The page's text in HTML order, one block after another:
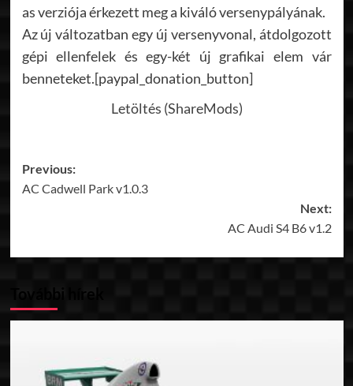
as verziója érkezett meg a kiváló versenypályának.
Az új változatban egy új versenyvonal, átdolgozott
gépi ellenfelek és egy-két új grafikai elem vár
benneteket.[paypal_donation_button]
Letöltés (ShareMods)
Post
navigation
Previous:
AC Cadwell Park v1.0.3
Next:
AC Audi S4 B6 v1.2